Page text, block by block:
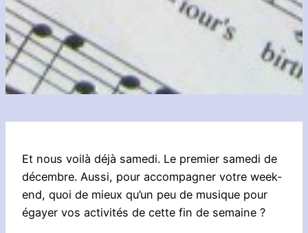
Et nous voilà déjà samedi. Le premier samedi de
décembre. Aussi, pour accompagner votre week-
end, quoi de mieux qu’un peu de musique pour
égayer vos activités de cette fin de semaine ?